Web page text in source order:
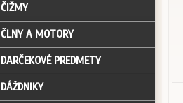
ČIŽMY
ČLNY A MOTORY
DARČEKOVÉ PREDMETY
DÁŽDNIKY